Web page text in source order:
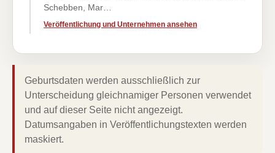
Schebben, Mar…
Veröffentlichung und Unternehmen ansehen
Geburtsdaten werden ausschließlich zur
Unterscheidung gleichnamiger Personen verwendet
und auf dieser Seite nicht angezeigt.
Datumsangaben in Veröffentlichungstexten werden
maskiert.